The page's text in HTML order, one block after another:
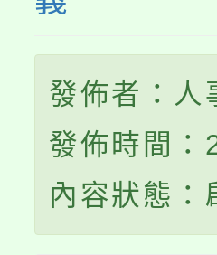
發佈者：人
發佈時間
內容狀態：